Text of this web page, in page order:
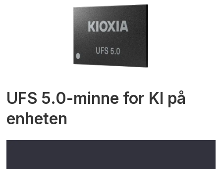
UFS 5.0-minne for KI på
enheten